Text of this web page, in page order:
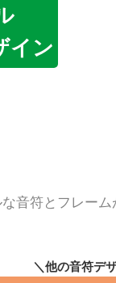
イン
音符とフレー
＼他の音符デ